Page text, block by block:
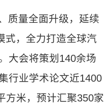
质量全面升级，延续
式，全力打造全球汽
大会将策划140余场
行业学术论文近1400
方米，预计汇聚350家